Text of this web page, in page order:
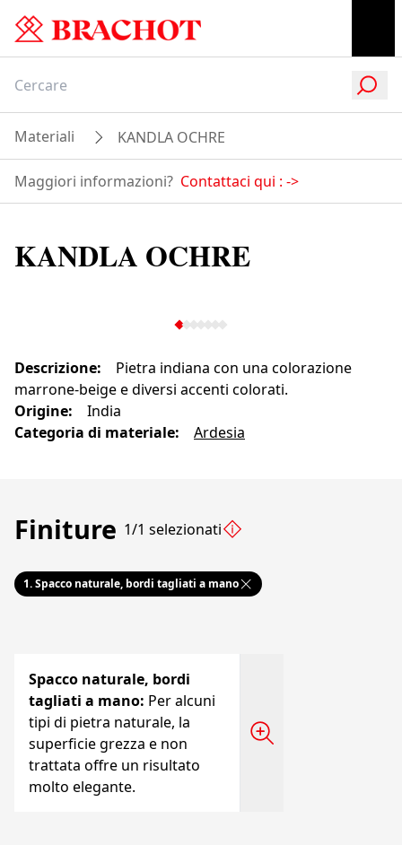
Materiali KANDLA OCHRE
Maggiori informazioni? Contattaci qui : ->
KANDLA OCHRE
Descrizione:
Pietra indiana con una colorazione
marrone-beige e diversi accenti colorati.
Origine:
India
Categoria di materiale: Ardesia
Finiture 1/1 selezionati
1.Spacco naturale, bordi tagliati a mano
Spacco naturale, bordi
tagliati a mano: Per alcuni
tipi di pietra naturale, la
superficie grezza e non
trattata offre un risultato
molto elegante.